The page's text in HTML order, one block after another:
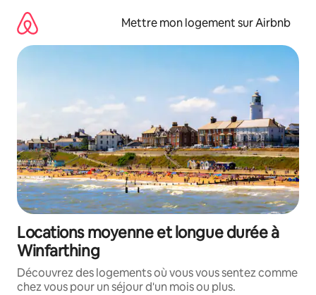
directement
contenu
Mettre mon logement sur Airbnb
Locations moyenne et longue durée à
Winfarthing
Découvrez des logements où vous vous sentez comme
chez vous pour un séjour d'un mois ou plus.